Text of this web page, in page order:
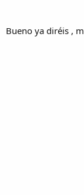
Bueno ya diréis ,